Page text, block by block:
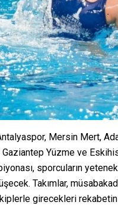
Mersin Mert,
Yüzme ve
sporcuların
Takımlar,
girecekleri